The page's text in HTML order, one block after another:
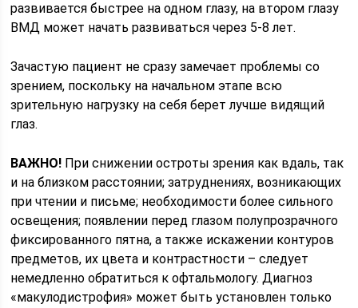
развивается быстрее на одном глазу, на втором глазу
ВМД может начать развиваться через 5-8 лет.
Зачастую пациент не сразу замечает проблемы со
зрением, поскольку на начальном этапе всю
зрительную нагрузку на себя берет лучше видящий
глаз.
ВАЖНО! При снижении остроты зрения как вдаль, так
и на близком расстоянии; затруднениях, возникающих
при чтении и письме; необходимости более сильного
освещения; появлении перед глазом полупрозрачного
фиксированного пятна, а также искажении контуров
предметов, их цвета и контрастности – следует
немедленно обратиться к офтальмологу. Диагноз
«макулодистрофия» может быть установлен только